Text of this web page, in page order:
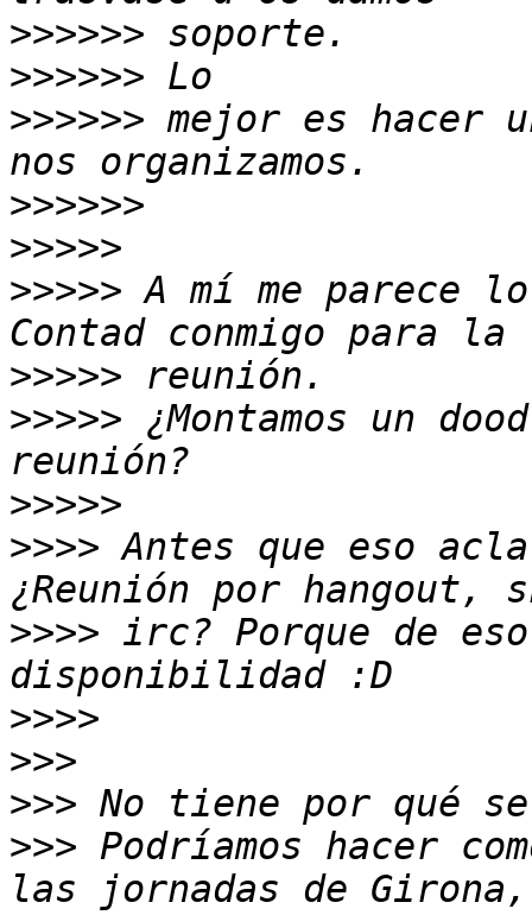
>>>>>>
>>>>>>
>>>>>> mejor es hacer
>>>>>>
>>>>>
>>>>> A mí me parece
>>>>>
>>>>> ¿Montamos un
>>>>>
>>>> Antes que eso
>>>> irc? Porque de
>>>>
>>>
>>>
>>> Podríamos hacer